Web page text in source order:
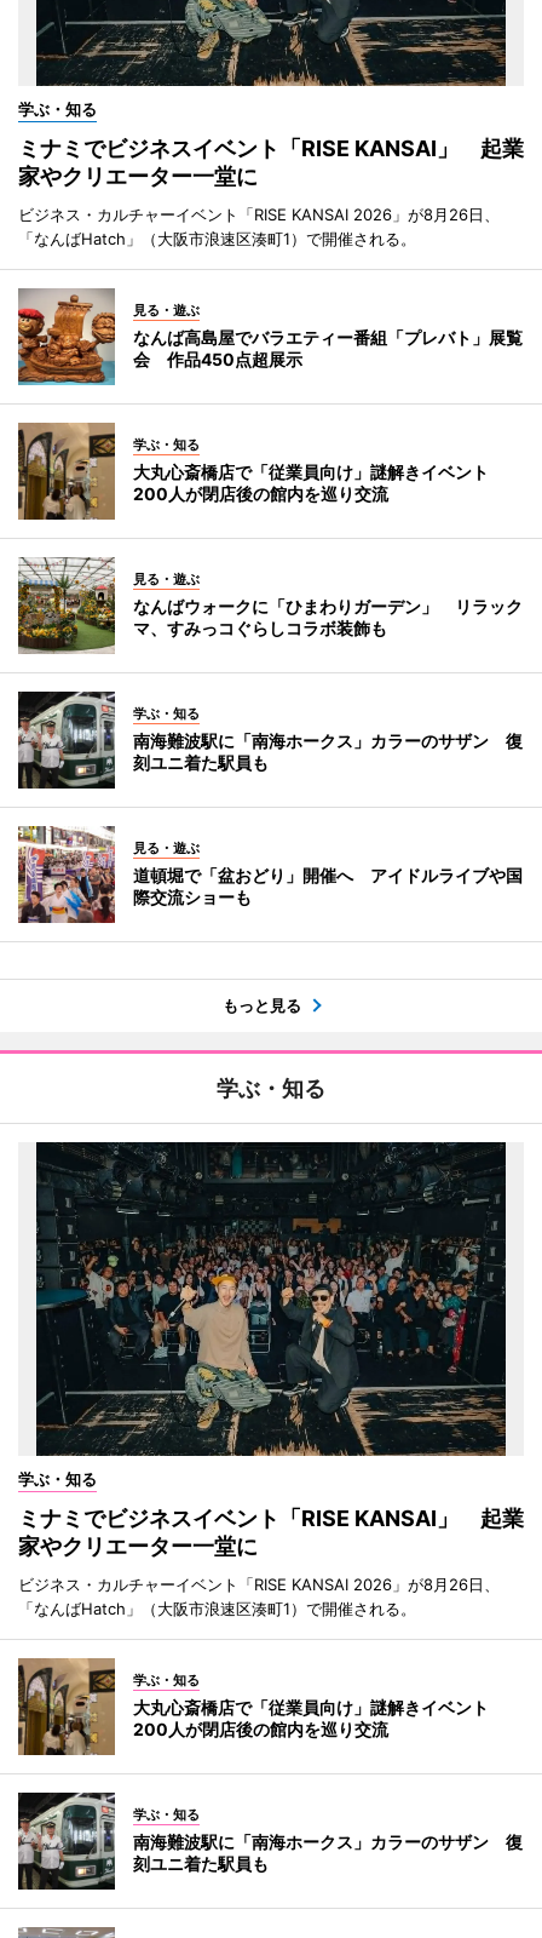
学ぶ・知る
ミナミでビジネスイベント「RISE KANSAI」 起業
家やクリエーター一堂に
ビジネス・カルチャーイベント「RISE KANSAI 2026」が8月26日、
「なんばHatch」（大阪市浪速区湊町1）で開催される。
見る・遊ぶ
なんば高島屋でバラエティー番組「プレバト」展覧
会 作品450点超展示
学ぶ・知る
大丸心斎橋店で「従業員向け」謎解きイベント
200人が閉店後の館内を巡り交流
見る・遊ぶ
なんばウォークに「ひまわりガーデン」 リラック
マ、すみっコぐらしコラボ装飾も
学ぶ・知る
南海難波駅に「南海ホークス」カラーのサザン 復
刻ユニ着た駅員も
見る・遊ぶ
道頓堀で「盆おどり」開催へ アイドルライブや国
際交流ショーも
もっと見る
学ぶ・知る
学ぶ・知る
ミナミでビジネスイベント「RISE KANSAI」 起業
家やクリエーター一堂に
ビジネス・カルチャーイベント「RISE KANSAI 2026」が8月26日、
「なんばHatch」（大阪市浪速区湊町1）で開催される。
学ぶ・知る
大丸心斎橋店で「従業員向け」謎解きイベント
200人が閉店後の館内を巡り交流
学ぶ・知る
南海難波駅に「南海ホークス」カラーのサザン 復
刻ユニ着た駅員も